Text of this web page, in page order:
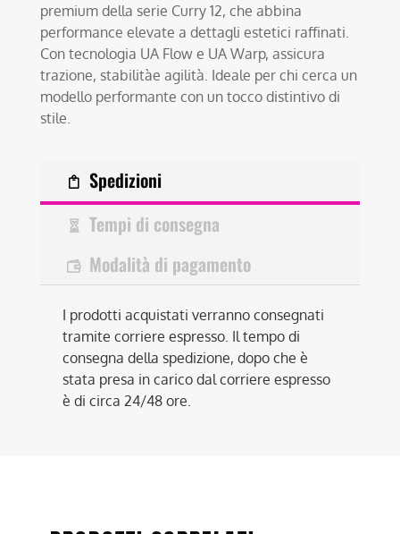
premium della serie Curry 12, che abbina
performance elevate a dettagli estetici raffinati.
Con tecnologia UA Flow e UA Warp, assicura
trazione, stabilitàe agilità. Ideale per chi cerca un
modello performante con un tocco distintivo di
stile.
Spedizioni
Tempi di consegna
Modalità di pagamento
I prodotti acquistati verranno consegnati
tramite corriere espresso. Il tempo di
consegna della spedizione, dopo che è
stata presa in carico dal corriere espresso
è di circa 24/48 ore.